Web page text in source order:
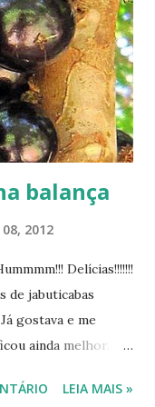
de jabuticaba
2010/09/via-
3- É tempo de
2010/09/via-
---------------
balança
2012
Delícias!!!!!!!
de jabuticabas
gostava e me
ainda melhor.
possui açãoLEIA MAIS »